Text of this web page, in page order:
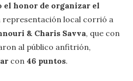
el honor de organizar el
representación local corrió a
& Charis Savva, que con
al público anfitrión,
con 46 puntos.